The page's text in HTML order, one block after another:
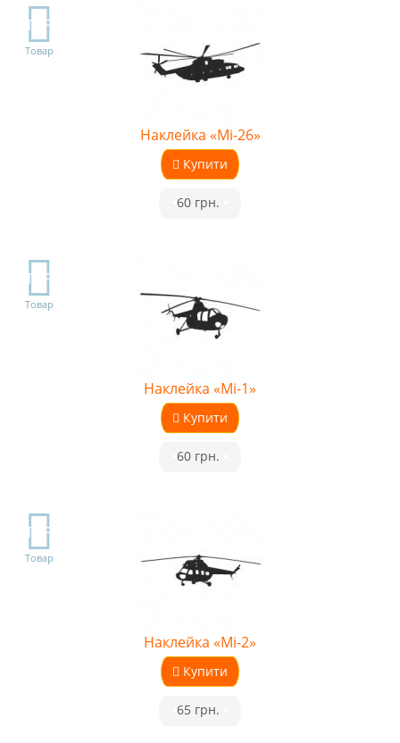
TOP
Товар
Наклейка «Мі-26»
Купити
60 грн.
TOP
Товар
Наклейка «Мі-1»
Купити
60 грн.
TOP
Товар
Наклейка «Мі-2»
Купити
65 грн.